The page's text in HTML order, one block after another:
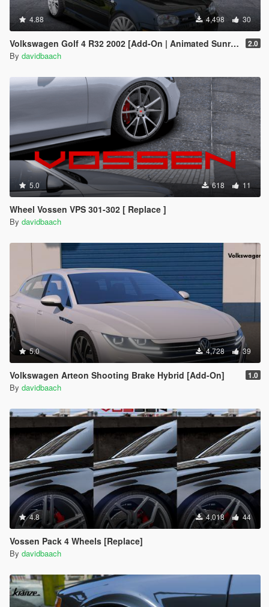
4.88 4,498 30
Volkswagen Golf 4 R32 2002 [Add-On | Animated Sunroof] 2.0
By davidbaach
5.0 618 11
Wheel Vossen VPS 301-302 [ Replace ]
By davidbaach
5.0 4,728 39
Volkswagen Arteon Shooting Brake Hybrid [Add-On] 1.0
By davidbaach
4.8 4,018 44
Vossen Pack 4 Wheels [Replace]
By davidbaach